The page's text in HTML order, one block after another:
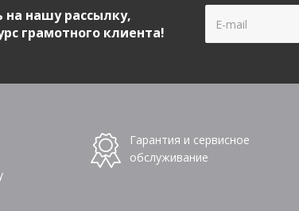
нашу рассылку,
грамотного клиента!
Гарантия и сервисное
обслуживание